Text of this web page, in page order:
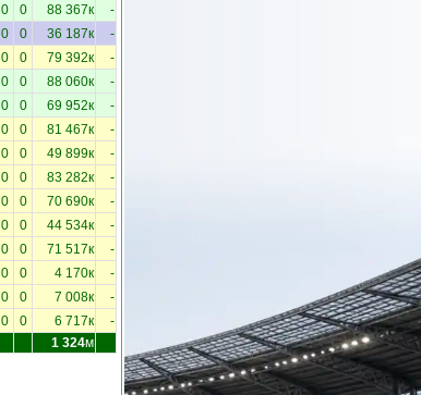
0 0 88 367к -
0 0 36 187к -
0 0 79 392к -
0 0 88 060к -
0 0 69 952к -
0 0 81 467к -
0 0 49 899к -
0 0 83 282к -
0 0 70 690к -
0 0 44 534к -
0 0 71 517к -
0 0 4 170к -
0 0 7 008к -
0 0 6 717к -
1 324м